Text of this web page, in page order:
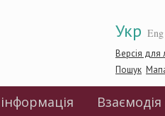
Укр Eng
Версія
Пошук
Взаємодія